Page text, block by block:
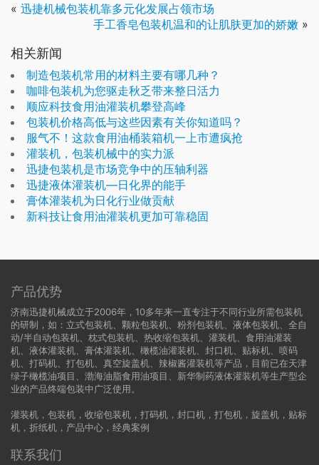
« 迅捷机械包装机靠多元化发展占领市场
手工香皂包装机温和的让肌肤更加的娇嫩 »
相关新闻
制造包装机常用的材料主要有哪几种？
咖啡包装机为您驱走秋乏带来整日活力
顺应科技食用油灌装机攀登高峰
包装机价格高低与这些因素有关你知道吗？
服气不！这款食用油桶装箱机一上市遭疯抢
灌装机，包装机械中的实力派
迅捷包装机是市场竞争中的压轴利器
迅捷液体灌装机—日化界的能手
膏体灌装机为日化行业做贡献
新科技让食用油灌装机更加可靠稳固
产品优势
济南迅捷机械成立于2006年，10多年来一直专注于不同行业所需包装机
的研制，如：立式包装机、颗粒包装机、粉剂包装机、液体包装机、全自
动/半自动包装机、枕式包装机、热收缩包装机、灌装机、食用油灌装
机、液体灌装机、膏体灌装机、橄榄油灌装机、封口机、贴标机、喷码
机、打码机、打包机、真空旋盖机、辣椒酱灌装机等产品，目前已在天津
绿子橄榄油项目、渤海油脂食用油项目、新华制药液体灌装机等生产型企
业的产品终端包装中广泛使用。
灌装机 ， 包装机 ， 收缩包装机 ， 打码机 ， 封口机 ， 打包机 ， 旋盖机 ， 贴标
机 ， 折纸机 ， 产品中心 ， 经典案例
联系我们